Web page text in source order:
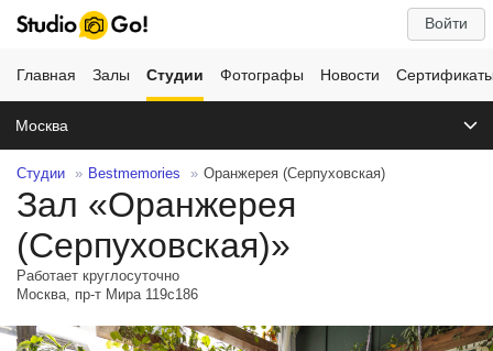
Войти
Главная Залы Студии Фотографы Новости
Москва
Студии Bestmemories Оранжерея (Серпуховская)
Зал «Оранжерея
(Серпуховская)»
Работает круглосуточно
Москва, пр-т Мира 119с186